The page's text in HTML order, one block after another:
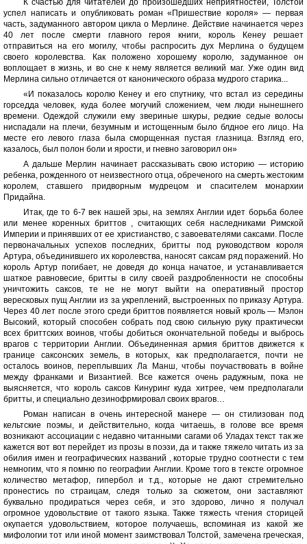
К счастью для читателей до произошедших неприятностей, Толстой
успел написать и опубликовать роман «Пришествие короля» — первая
часть, задуманного автором цикла о Мерлине. Действие начинается через
40 лет после смерти главного героя книги, король Кенеу решает
отправиться на его могилу, чтобы распросить дух Мерлина о будущем
своего королевства. Как положено хорошему королю, задуманное он
воплощает в жизнь, и во сне к нему является великий маг. Уже один вид
Мерлина сильно отличается от канонического образа мудрого старика...
«И показалось королю Кенеу и его спутнику, что встал из середины
горседда человек, куда более могучий сложением, чем люди нынешнего
времени. Одеждой служили ему звериные шкуры, редкие седые волосы
ниспадали на плечи, безумным и истощенным было блдное его лицо. На
месте его левого глаза была сморщенная пустая глазница. Взгляд его,
казалось, был полон боли и ярости, и гневно заговорил он»
А дальше Мерлин начинает рассказывать свою историю — историю
ребенка, рожденного от неизвестного отца, обреченого на смерть жестоким
королем, ставшего придворным мудрецом и спасителем монархии
Придайна.
Итак, где то 6-7 век нашей эры, на землях Англии идет борьба более
или менее коренных бриттов , считающих себя наследниками Римской
Империи и принявших от ее христианство, с завоевателями саксами. После
первоначальных успехов последних, бритты под руководством короля
Артура, объединившего их королевства, наносят саксам ряд поражений. Но
король Артур погибает, не доведя до конца начатое, и устанавливается
шаткое равновесие, бритты в силу своей раздробленности не способны
уничтожить саксов, те не не могут выйти на оперативный простор
вересковых пущ Англии из за укреплений, выстроенных по приказу Артура.
Через 40 лет после этого среди бриттов появляется новый кроль — Мэлон
Высокий, который способен собрать под свою сильную руку практически
всех бриттских воинов, чтобы добиться окончательной победы и выбрось
врагов с территории Англии. Объединенная армия бриттов движется к
границе саксонских земель, в которых, как предполагается, почти не
осталось воинов, переплывших Ла Манш, чтобы поучаствовать в войне
между франками и Византией. Все кажется очень радужным, пока не
выясняется, что король саксов Кинуринг куда хитрее, чем предполагали
бритты, и специально дезинофрмировал своих врагов…
Роман написан в очень интересной манере — он стилизован под
кельтские поэмы, и действительно, когда читаешь, в голове все время
возникают ассоциации с недавно читанными сагами об Уладах текст так же
кажется вот вот перейдет из прозы в поэзи, да и также тяжело читать из за
обилия имен и географических названий , которые трудно соотнести с тем
немногим, что я помню по географии Англии. Кроме того в тексте огромное
количество метафор, гипербол и т.д., которые не дают стремительно
пронестись по страицам, следя только за сюжетом, они заставляют
буквально продираться через себя, и это здорово, лично я получал
огромное удовольствие от такого языка. Также тяжесть чтения сторицей
окупается удовольствием, которое получаешь, вспоминая из какой же
мифологии тот или иной момент заимствовал Толстой, замечена греческая,